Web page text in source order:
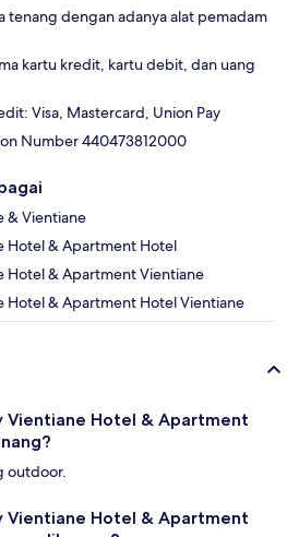
tenang dengan adanya alat pemadam
kartu kredit, kartu debit, dan uang
Visa, Mastercard, Union Pay
Number 440473812000
& Vientiane
Hotel & Apartment Hotel
Hotel & Apartment Vientiane
Hotel & Apartment Hotel Vientiane
Vientiane Hotel & Apartment
outdoor.
Vientiane Hotel & Apartment